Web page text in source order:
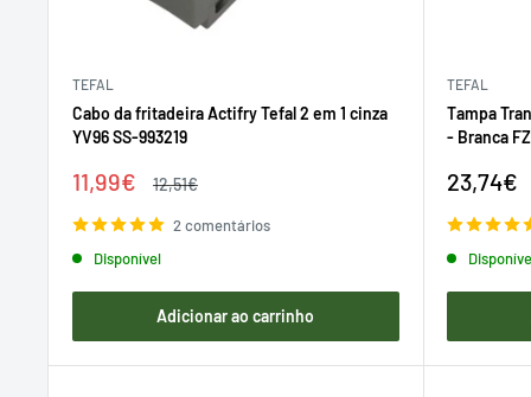
TEFAL
Cabo da fritadeira Actifry Tefal 2 em 1 cinza
YV96 SS-993219
Preço
venda
11,99€
Preço
12,51€
2 comentários
Disponível
Adicionar ao carrinho
TEFAL
Tampa
- Branca
Preço
venda
23,74€